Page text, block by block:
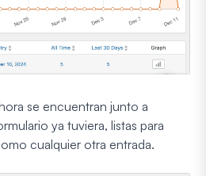
se encuentran junto a
ya tuviera, listas para
cualquier otra entrada.